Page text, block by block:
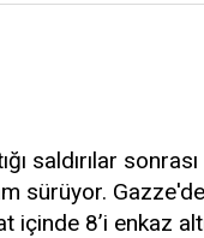
saldırılar
içinde 8’i enkaz